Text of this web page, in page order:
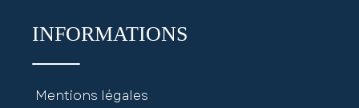
INFORMATIONS
Mentions légales